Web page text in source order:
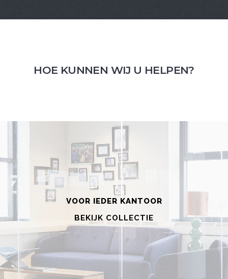
HOE KUNNEN WIJ U HELPEN?
VOOR IEDER KANTOOR
BEKIJK COLLECTIE